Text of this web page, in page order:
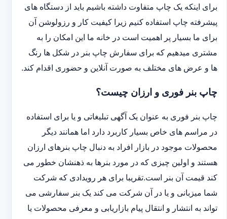
برای اینکه یک چاپ متفاوت داشته باشیم باید از دستگاه های
پیشرفته چاپ استفاده کنیم زیرا کیفیت کار و رزولوشن آن
برای ما بسیار پر اهمیت است در خانه ما این امکان را به
مشتری میدهیم که برای سفارش چاپ بنر در شکل ها رنگ
ها و عرض های مختلف به صورت آنلاین و حضوری اقدام کند.
چاپ بنر فوری و ارزان چیست؟
چاپ بنر فوری به عنوان یک آگهی تبلیغاتی و یا برای استفاده
در مراسم های خاص بسیار کاربرد دارد اما همانند دیگر
محصولات موجود در بازار افراد به دنبال چاپ بنرهای ارزان
هستند و اولین چیزی که در مورد بنرها به ذهنشان خطور می
کند قیمت آن بنر است.تقریبا برای هر رویدادی که شرکت
شما میزبانی و یا در آن شرکت می کند یک بنر سفارشی می
تواند به انتشار و انتقال پیام بازاریابی و معرفی محصولات یا